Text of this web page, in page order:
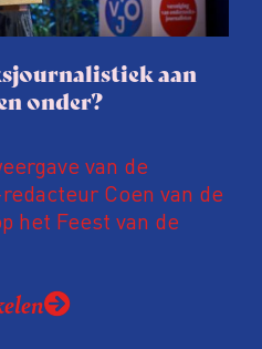
aan
onder?
van de
Coen van de
het Feest van de
de relatie tussen
publiek aan de